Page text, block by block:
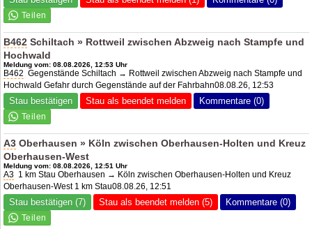
B462 Schiltach » Rottweil zwischen Abzweig nach Stampfe und
Hochwald
Meldung vom: 08.08.2026, 12:53 Uhr
B462 Gegenstände Schiltach → Rottweil zwischen Abzweig nach Stampfe und
Hochwald Gefahr durch Gegenstände auf der Fahrbahn08.08.26, 12:53
Stau bestätigen Stau als beendet melden Kommentare (0)
A3 Oberhausen » Köln zwischen Oberhausen-Holten und Kreuz
Oberhausen-West
Meldung vom: 08.08.2026, 12:51 Uhr
A3 1 km Stau Oberhausen → Köln zwischen Oberhausen-Holten und Kreuz
Oberhausen-West 1 km Stau08.08.26, 12:51
Stau bestätigen (7) Stau als beendet melden (5) Kommentare (0)